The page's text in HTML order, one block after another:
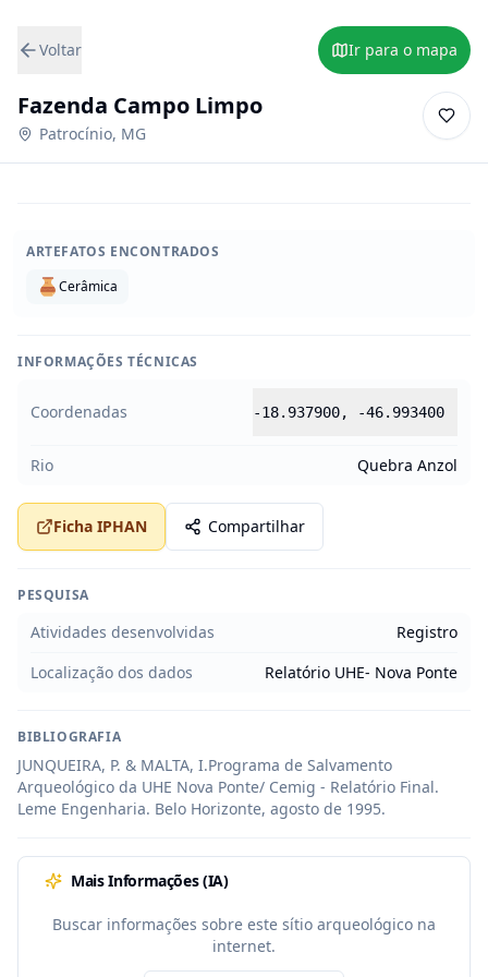
Voltar Ir para o mapa
Fazenda Campo Limpo
Patrocínio, MG
ARTEFATOS ENCONTRADOS
Cerâmica
INFORMAÇÕES TÉCNICAS
Coordenadas -18.937900, -46.993400
Rio Quebra Anzol
Ficha IPHAN Compartilhar
PESQUISA
Atividades desenvolvidas
Registro
Localização dos dados
Relatório UHE- Nova Ponte
BIBLIOGRAFIA
JUNQUEIRA, P. & MALTA, I.Programa de Salvamento
Arqueológico da UHE Nova Ponte/ Cemig - Relatório Final.
Leme Engenharia. Belo Horizonte, agosto de 1995.
Mais Informações (IA)
Buscar informações sobre este sítio arqueológico na
internet.